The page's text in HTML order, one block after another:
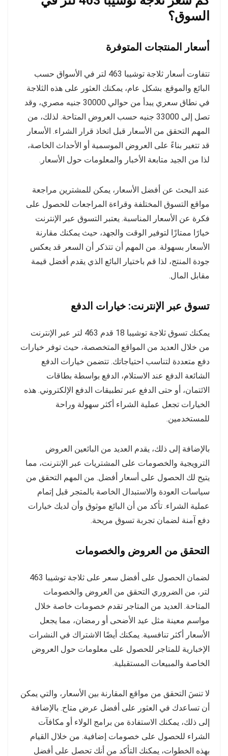
السوق؟
أسعار المنتجات المتوفرة
تتفاوت أسعار ثلاجة توشيبا 463 لتر في الأسواق حسب
البائع والموقع. بشكل عام، يمكنك العثور على هذه الثلاجة
في نطاق سعري يبدأ من حوالي 30000 جنيه مصري، وقد
تصل إلى 33000 جنيه حسب العروض المتاحة. لذلك، من
المهم التحقق من الأسعار قبل اتخاذ قرار الشراء. الأسعار
قد تتغير بناءً على العروض الموسمية أو الأحداث الخاصة،
لذا من الجيد متابعة الأخبار والمعلومات حول الأسعار.
عند البحث عن أفضل الأسعار، يمكن للمشترين مراجعة
مواقع التسوق المختلفة وقراءة المراجعات للحصول على
فكرة عن الأسعار المناسبة. يعتبر التسوق عبر الإنترنت
خيارًا ممتازًا لتوفير الوقت والجهد، حيث يمكنك مقارنة
الأسعار بسهولة. من المهم أن تتذكر أن السعر قد يعكس
جودة المنتج، لذا قم باختيار البائع الذي يقدم أفضل قيمة
مقابل المال.
تسوق عبر الإنترنت: خيارات الدفع
يمكنك تسوق ثلاجة توشيبا 18 قدم 463 لتر عبر الإنترنت
من خلال العديد من المواقع المتخصصة، حيث توفر خيارات
دفع متعددة لتناسب احتياجاتك. تتضمن خيارات الدفع
الشائعة الدفع عند الاستلام، الدفع بواسطة بطاقات
الائتمان، أو حتى الدفع عبر تطبيقات الدفع الإلكتروني. هذه
الخيارات تجعل عملية الشراء أكثر سهولة وراحة
للمستخدمين.
بالإضافة إلى ذلك، يقدم العديد من البائعين العروض
الترويجية والخصومات على المشتريات عبر الإنترنت، مما
يتيح لك الحصول على أسعار أفضل. من المهم التحقق من
سياسات العودة والاستبدال الخاصة بالمتجر قبل إتمام
عملية الشراء. تأكد من أن البائع موثوق وأن لديك خيارات
دفع آمنة لضمان تجربة تسوق مريحة.
التحقق من العروض والخصومات
لضمان الحصول على أفضل سعر على ثلاجة توشيبا 463
لتر، من الضروري التحقق من العروض والخصومات
المتاحة. العديد من المتاجر تقدم خصومات خاصة خلال
مواسم معينة مثل عيد الأضحى أو رمضان، مما يجعل
الأسعار أكثر تنافسية. يمكنك أيضًا الاشتراك في النشرات
الإخبارية للمتاجر للحصول على معلومات حول العروض
الخاصة والمبيعات المستقبلية.
لا تنسَ التحقق من مواقع المقارنة بين الأسعار، والتي يمكن
أن تساعدك في العثور على أفضل عرض متاح. بالإضافة
إلى ذلك، يمكنك الاستفادة من برامج الولاء أو مكافآت
الشراء للحصول على خصومات إضافية. من خلال القيام
بهذه الخطوات، يمكنك التأكد من أنك تحصل على أفضل